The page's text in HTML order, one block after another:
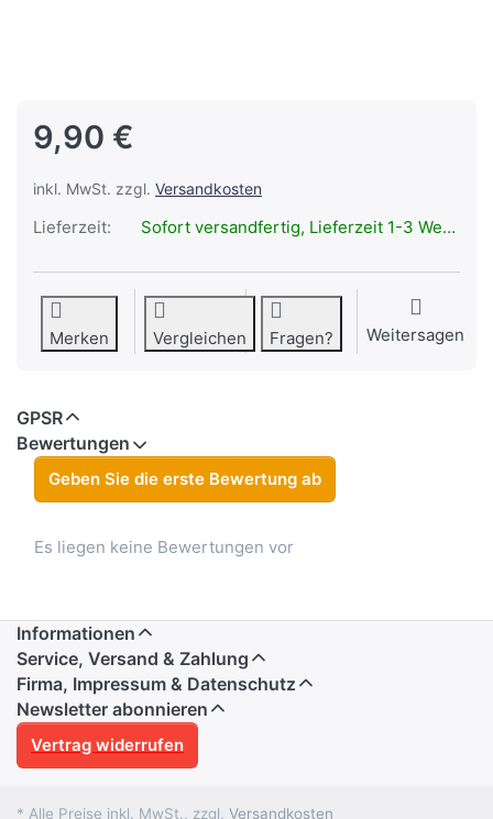
9,90 €
inkl. MwSt. zzgl. Versandkosten
Lieferzeit: Sofort versandfertig, Lieferzeit 1-3 Werktage.
Merken Vergleichen Fragen? Weitersagen
GPSR
Bewertungen
Geben Sie die erste Bewertung ab
Es liegen keine Bewertungen vor
Informationen
Service, Versand & Zahlung
Firma, Impressum & Datenschutz
Newsletter abonnieren
Vertrag widerrufen
* Alle Preise inkl. MwSt., zzgl. Versandkosten